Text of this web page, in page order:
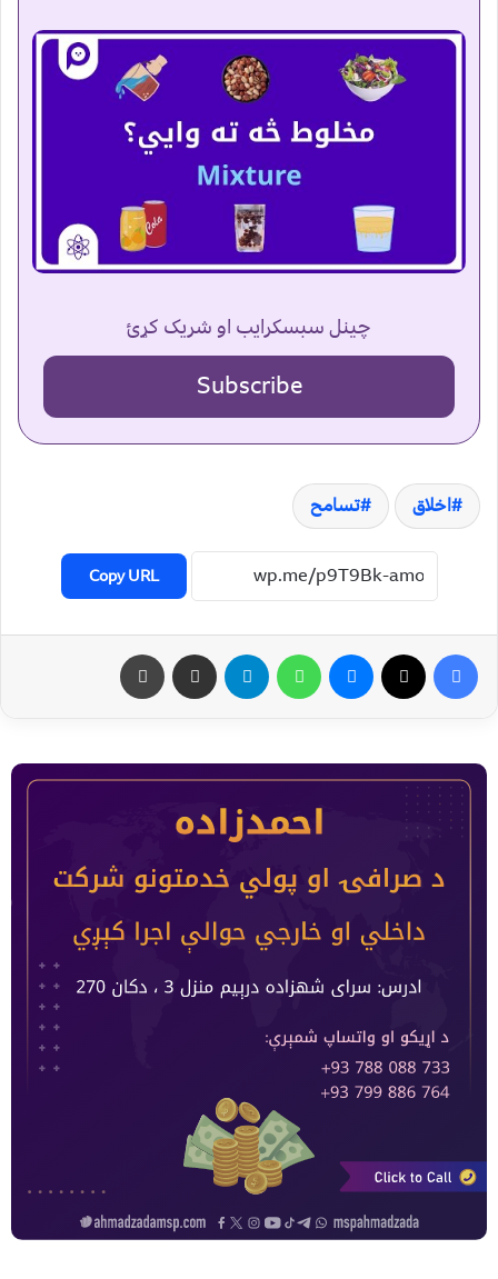
چینل سبسکرایب او شریک کړئ
Subscribe
اخلاق تسامح
Copy URL